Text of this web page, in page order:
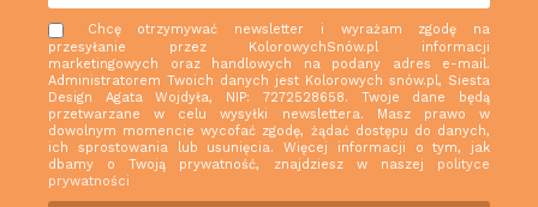
Chcę otrzymywać newsletter i wyrażam zgodę na
przesyłanie przez KolorowychSnów.pl informacji
marketingowych oraz handlowych na podany adres e-mail.
Administratorem Twoich danych jest Kolorowych snów.pl, Siesta
Design Agata Wojdyła, NIP: 7272528658. Twoje dane będą
przetwarzane w celu wysyłki newslettera. Masz prawo w
dowolnym momencie wycofać zgodę, żądać dostępu do danych,
ich sprostowania lub usunięcia. Więcej informacji o tym, jak
dbamy o Twoją prywatność, znajdziesz w naszej polityce
prywatności